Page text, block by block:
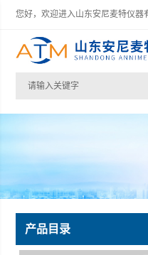
您好，欢迎进入山东安尼麦特仪器
产品目录